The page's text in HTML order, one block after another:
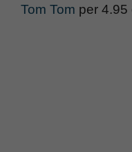
Tom Tom per 4.95